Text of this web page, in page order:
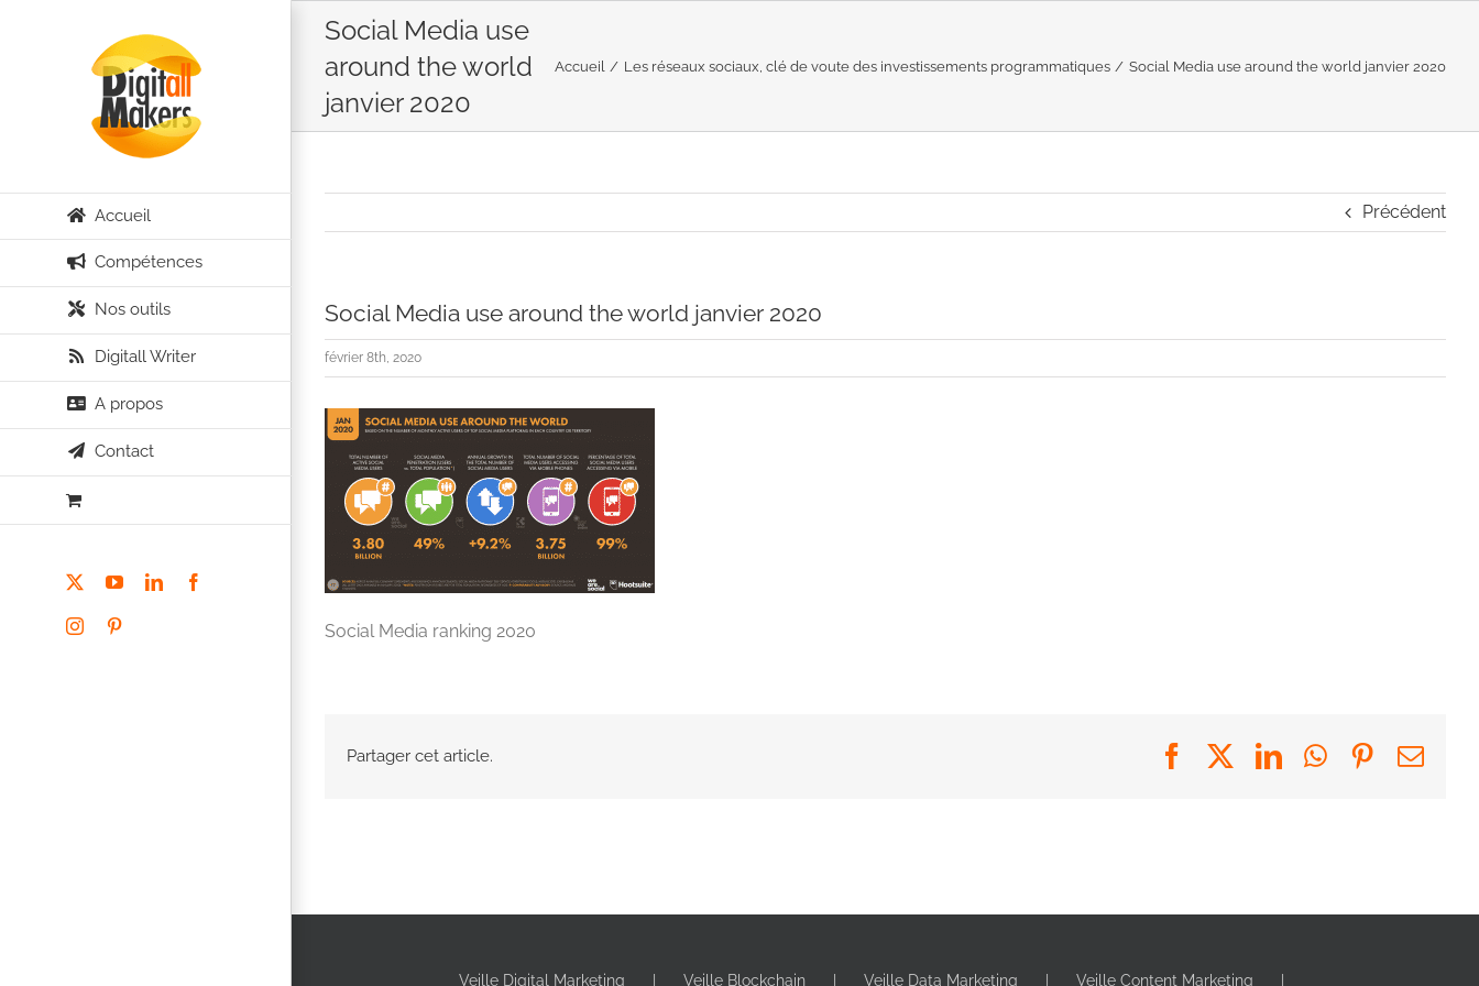
Accueil
Compétences
Nos outils
Digitall Writer
A propos
Contact
YouTubeLinkedIn
Instagram
Social Media use
around the world
janvier 2020
Accueil Les réseaux sociaux, clé de voute des investissements programmatiques Social Media use around the world janvier 2020
Précédent
Social Media use around the world janvier 2020
février 8th, 2020
Social Media ranking 2020
Partager cet article. FacebookLinkedInWhatsApp
Pinterest
Veille Digital Marketing Veille Blockchain Veille Data Marketing Veille Content Marketing